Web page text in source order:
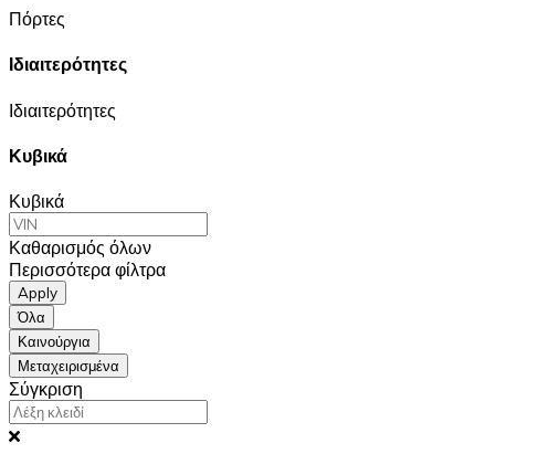
Πόρτες
Ιδιαιτερότητες
Ιδιαιτερότητες
Κυβικά
Κυβικά
Καθαρισμός όλων
Περισσότερα φίλτρα
Apply
Όλα
Καινούργια
Μεταχειρισμένα
Σύγκριση